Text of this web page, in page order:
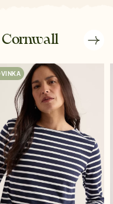
Cornwall